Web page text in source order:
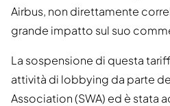
Airbus, non direttamente
grande impatto sul suo
La sospensione di questa
attività di lobbying da parte
Association (SWA) ed è stata